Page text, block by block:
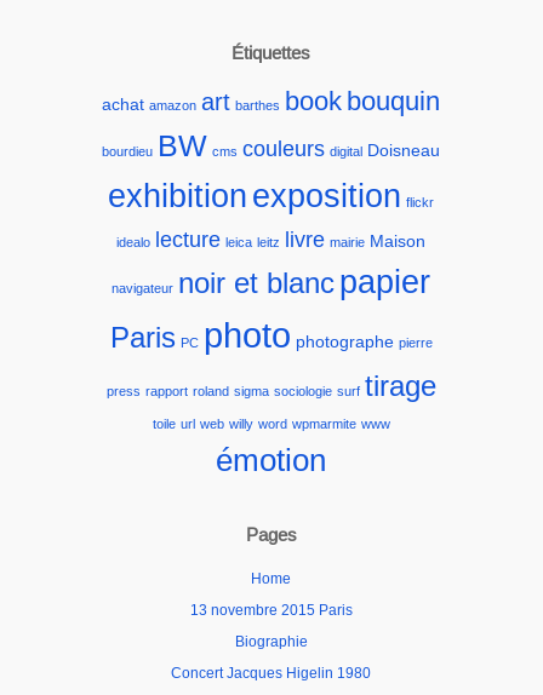
Étiquettes
achat amazon art barthes book bouquin
bourdieu BW cms couleurs digital Doisneau
exhibition exposition flickr
idealo lecture leica leitz livre mairie Maison
navigateur noir et blancpapier
Paris PC photo photographe pierre
press rapport roland sigma sociologie surf tirage
toile url web willy word wpmarmite www
émotion
Pages
Home
13 novembre 2015 Paris
Biographie
Concert Jacques Higelin 1980